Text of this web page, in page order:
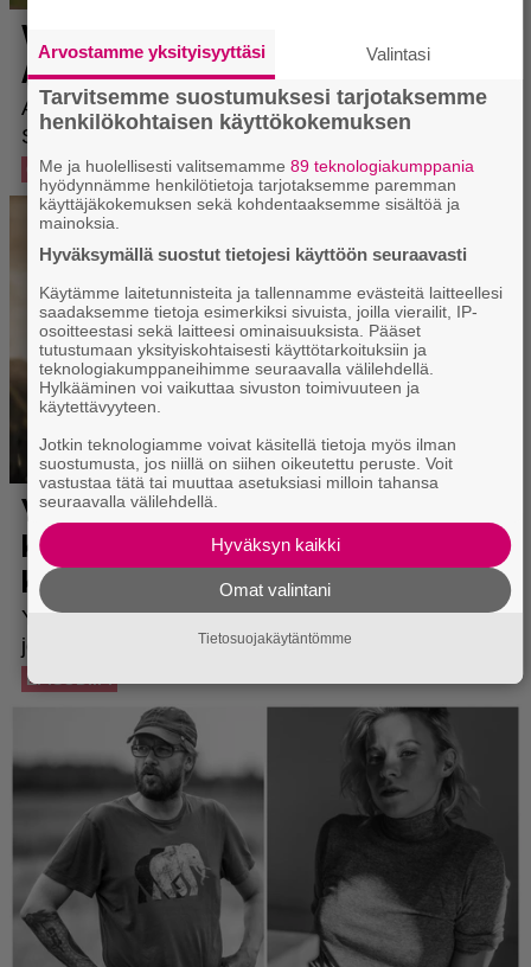
Arvostamme yksityisyyttäsi Valintasi
Tarvitsemme suostumuksesi tarjotaksemme
henkilökohtaisen käyttökokemuksen
Me ja huolellisesti valitsemamme89 teknologiakumppania
hyödynnämme henkilötietoja tarjotaksemme paremman
käyttäjäkokemuksen sekä kohdentaaksemme sisältöä ja
mainoksia.
Hyväksymällä suostut tietojesi käyttöön seuraavasti
Käytämme laitetunnisteita ja tallennamme evästeitä laitteellesi
saadaksemme tietoja esimerkiksi sivuista, joilla vierailit, IP-
osoitteestasi sekä laitteesi ominaisuuksista. Pääset
tutustumaan yksityiskohtaisesti käyttötarkoituksiin ja
teknologiakumppaneihimme seuraavalla välilehdellä.
Hylkääminen voi vaikuttaa sivuston toimivuuteen ja
käytettävyyteen.
Jotkin teknologiamme voivat käsitellä tietoja myös ilman
suostumusta, jos niillä on siihen oikeutettu peruste. Voit
vastustaa tätä tai muuttaa asetuksiasi milloin tahansa
seuraavalla välilehdellä.
Hyväksyn kaikki
Omat valintani
Tietosuojakäytäntömme